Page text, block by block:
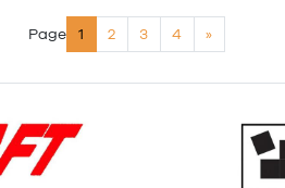
Page 1 2 3 4 »